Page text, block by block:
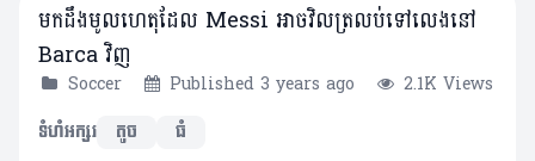
មកដឹងមូលហេតុដែល Messi អាចវិលត្រលប់ទៅលេងនៅ
Barca វិញ
Soccer Published 3 years ago
2.1K Views
ទំហំអក្សរ
តូច ធំ